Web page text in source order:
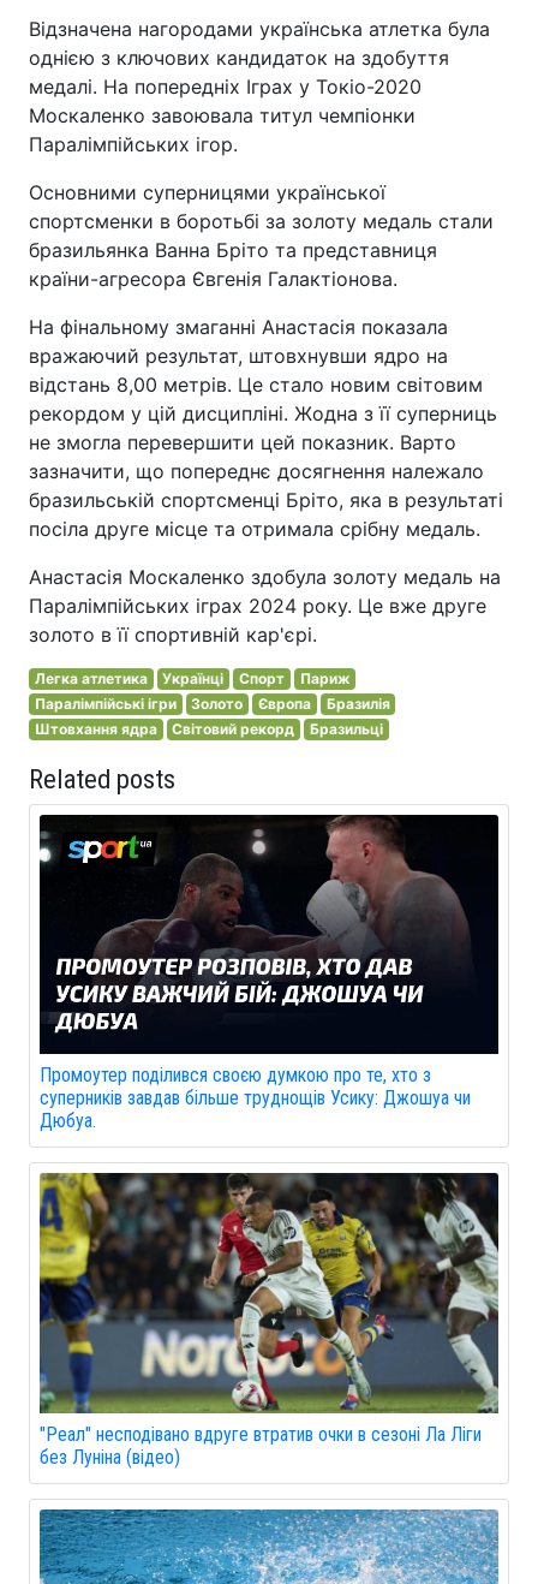
Відзначена нагородами українська атлетка була
однією з ключових кандидаток на здобуття
медалі. На попередніх Іграх у Токіо-2020
Москаленко завоювала титул чемпіонки
Паралімпійських ігор.
Основними суперницями української
спортсменки в боротьбі за золоту медаль стали
бразильянка Ванна Бріто та представниця
країни-агресора Євгенія Галактіонова.
На фінальному змаганні Анастасія показала
вражаючий результат, штовхнувши ядро на
відстань 8,00 метрів. Це стало новим світовим
рекордом у цій дисципліні. Жодна з її суперниць
не змогла перевершити цей показник. Варто
зазначити, що попереднє досягнення належало
бразильській спортсменці Бріто, яка в результаті
посіла друге місце та отримала срібну медаль.
Анастасія Москаленко здобула золоту медаль на
Паралімпійських іграх 2024 року. Це вже друге
золото в її спортивній кар'єрі.
Легка атлетика Українці Спорт
Париж
Паралімпійські ігри
Золото Європа
Бразилія
Штовхання ядра
Світовий рекорд Бразильці
Related posts
Промоутер поділився своєю думкою про те, хто з
суперників завдав більше труднощів Усику: Джошуа чи
Дюбуа.
"Реал" несподівано вдруге втратив очки в сезоні Ла Ліги
без Луніна (відео)